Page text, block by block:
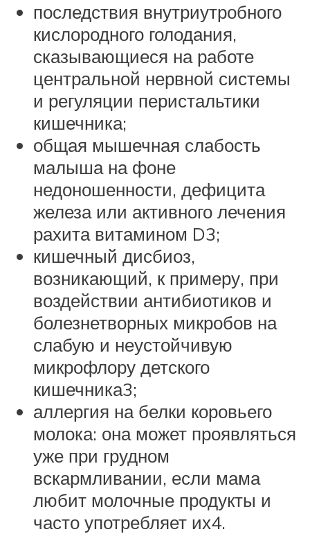
последствия внутриутробного
кислородного голодания,
сказывающиеся на работе
центральной нервной системы
и регуляции перистальтики
кишечника;
общая мышечная слабость
малыша на фоне
недоношенности, дефицита
железа или активного лечения
рахита витамином D3;
кишечный дисбиоз,
возникающий, к примеру, при
воздействии антибиотиков и
болезнетворных микробов на
слабую и неустойчивую
микрофлору детского
кишечника3;
аллергия на белки коровьего
молока: она может проявляться
уже при грудном
вскармливании, если мама
любит молочные продукты и
часто употребляет их4.